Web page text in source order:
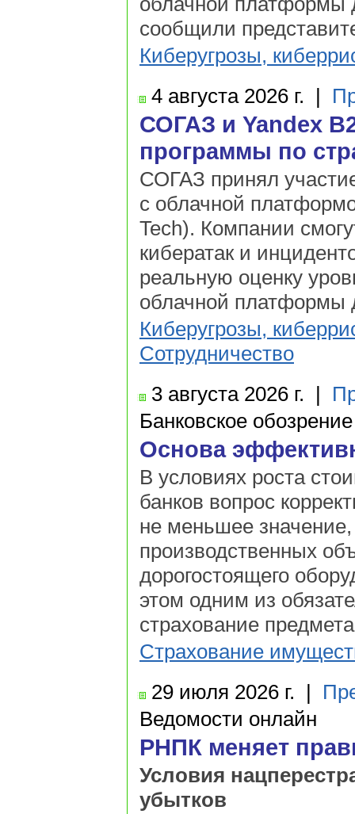
сообщили
Киберугрозы,
4 августа 2026 г. |
СОГАЗ и Yandex
программы по
СОГАЗ принял
с облачной
Tech). Компании
кибератак и
реальную оценку
облачной платформы
Киберугрозы,
Сотрудничество
3 августа 2026 г. |
Банковское обозрение
Основа
В условиях роста
банков вопрос
не меньшее
производственных
дорогостоящего
этом одним из
страхование
Страхование
29 июля 2026 г. |
Ведомости онлайн
РНПК меняет
Условия
убытков